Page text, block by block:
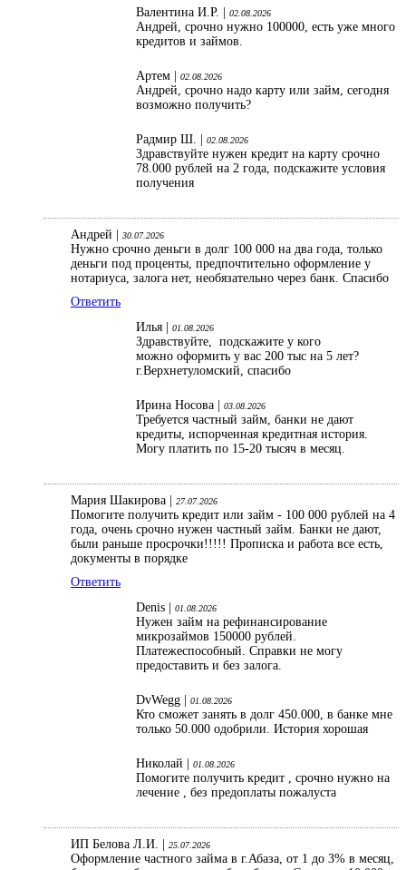
Валентина И.Р. | 02.08.2026
Андрей, срочно нужно 100000, есть уже много
кредитов и займов.
Артем | 02.08.2026
Андрей, срочно надо карту или займ, сегодня
возможно получить?
Радмир Ш. | 02.08.2026
Здравствуйте нужен кредит на карту срочно
78.000 рублей на 2 года, подскажите условия
получения
Андрей | 30.07.2026
Нужно срочно деньги в долг 100 000 на два года, только
деньги под проценты, предпочтительно оформление у
нотариуса, залога нет, необязательно через банк. Спасибо
Ответить
Илья |
01.08.2026
Здравствуйте, подскажите у кого
можно оформить у вас 200 тыс на 5 лет?
г.Верхнетуломский, спасибо
Ирина Носова | 03.08.2026
Требуется частный займ, банки не дают
кредиты, испорченная кредитная история.
Могу платить по 15-20 тысяч в месяц.
Мария Шакирова | 27.07.2026
Помогите получить кредит или займ - 100 000 рублей на 4
года, очень срочно нужен частный займ. Банки не дают,
были раньше просрочки!!!!! Прописка и работа все есть,
документы в порядке
Ответить
Denis |
01.08.2026
Нужен займ на рефинансирование
микрозаймов 150000 рублей.
Платежеспособный. Справки не могу
предоставить и без залога.
DvWegg | 01.08.2026
Кто сможет занять в долг 450.000, в банке мне
только 50.000 одобрили. История хорошая
Николай | 01.08.2026
Помогите получить кредит , срочно нужно на
лечение , без предоплаты пожалуста
ИП Белова Л.И. | 25.07.2026
Оформление частного займа в г.Абаза, от 1 до 3% в месяц,